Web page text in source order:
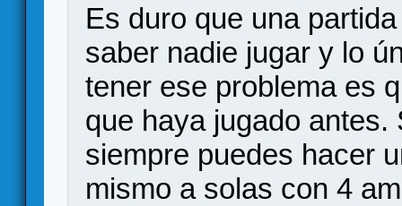
Es duro que una
saber nadie jugar y lo
tener ese problema es
que haya jugado
siempre puedes hacer
mismo a solas con 4